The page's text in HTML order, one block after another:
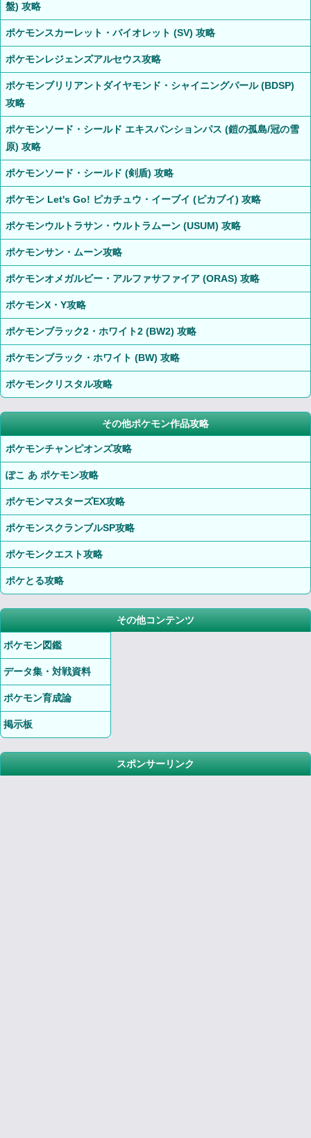
盤) 攻略
ポケモンスカーレット・バイオレット (SV) 攻略
ポケモンレジェンズアルセウス攻略
ポケモンブリリアントダイヤモンド・シャイニングパール (BDSP)
攻略
ポケモンソード・シールド エキスパンションパス (鎧の孤島/冠の雪
原) 攻略
ポケモンソード・シールド (剣盾) 攻略
ポケモン Let's Go! ピカチュウ・イーブイ (ピカブイ) 攻略
ポケモンウルトラサン・ウルトラムーン (USUM) 攻略
ポケモンサン・ムーン攻略
ポケモンオメガルビー・アルファサファイア (ORAS) 攻略
ポケモンX・Y攻略
ポケモンブラック2・ホワイト2 (BW2) 攻略
ポケモンブラック・ホワイト (BW) 攻略
ポケモンクリスタル攻略
その他ポケモン作品攻略
ポケモンチャンピオンズ攻略
ぽこ あ ポケモン攻略
ポケモンマスターズEX攻略
ポケモンスクランブルSP攻略
ポケモンクエスト攻略
ポケとる攻略
その他コンテンツ
ポケモン図鑑
データ集・対戦資料
ポケモン育成論
掲示板
スポンサーリンク